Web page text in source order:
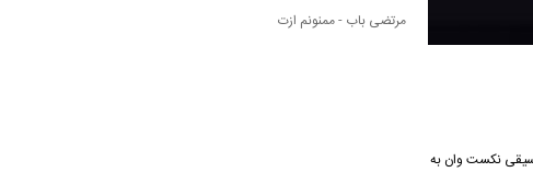
موسیقی نکست وان به
مرتضی باب - ممنونم ازت